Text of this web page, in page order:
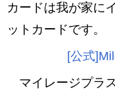
カードは我が家に
ットカードです。
[公式
マイレージプラ